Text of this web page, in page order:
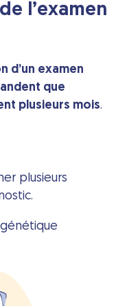
l’examen
d’un examen
que
plusieurs mois.
plusieurs